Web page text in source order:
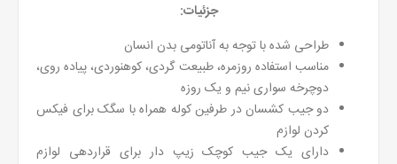
جزئیات:
طراحی شده با توجه به آناتومی بدن انسان
مناسب استفاده روزمره، طبیعت گردی، کوهنوردی، پیاده روی،
دوچرخه سواری نیم و یک روزه
دو جیب کشسان در طرفین کوله همراه با سگک برای فیکس
کردن لوازم
دارای یک جیب کوچک زیپ دار برای قراردهی لوازم